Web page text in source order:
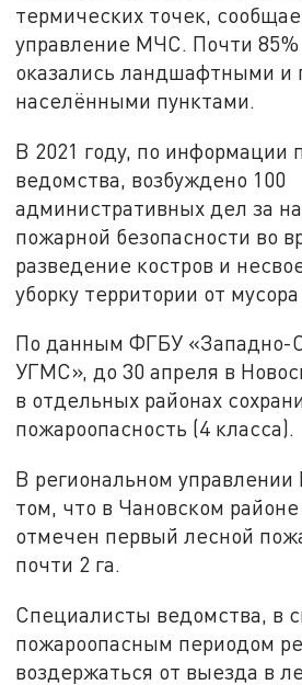
термических точек,
управление МЧС. Почти
оказались ландшафтными и
населёнными пунктами.
В 2021 году, по информации
ведомства, возбуждено 100
административных дел за
пожарной безопасности во
разведение костров и
уборку территории от мусора
По данным ФГБУ «Западно-
УГМС», до 30 апреля в
в отдельных районах
пожароопасность (4 класса).
В региональном
том, что в Чановском
отмечен первый лесной
почти 2 га.
Специалисты ведомства, в
пожароопасным периодом
воздержаться от выезда в